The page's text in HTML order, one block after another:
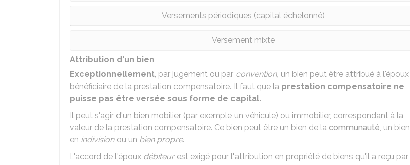
Versements périodiques (capital échelonné)
Versement mixte
Attribution d'un bien
Exceptionnellement, par jugement ou par convention, un bien peut être attribué à l'époux
bénéficiaire de la prestation compensatoire. Il faut que la prestation compensatoire ne
puisse pas être versée sous forme de capital.
Il peut s'agir d'un bien mobilier (par exemple un véhicule) ou immobilier, correspondant à la
valeur de la prestation compensatoire. Ce bien peut être un bien de la communauté, un bien
en indivisionou un bien propre.
L'accord de l'époux débiteurest exigé pour l'attribution en propriété de biens qu'il a reçu par